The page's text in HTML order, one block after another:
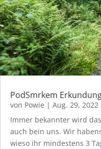
PodSmrkem
von Powie | Aug. 29, 2022
Immer bekannter wird
auch bein uns. Wir
wieso ihr mindestens 3